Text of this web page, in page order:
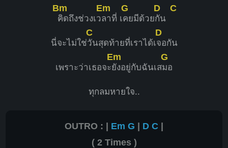
Bm
คิดถึงช่วงเว
Em
ลาที่ เ
G
คยมีด้วย
D
กัน
C
นี่จะไม่ใช่
C
วันสุดท้ายที่เราได้เ
D
จอกัน
เพราะว่าเธอจะ
Em
ยังอยู่กับฉันเส
G
มอ
ทุกลมหายใจ..
OUTRO : | Em G | D C |
( 2 Times )